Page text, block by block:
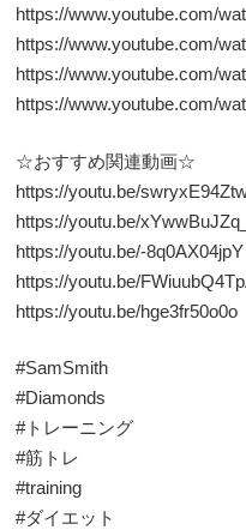
https://www.youtube.com/
https://www.youtube.com/
https://www.youtube.com/
https://www.youtube.com/
☆おすすめ関連動画☆
https://youtu.be/
https://youtu.be/
https://youtu.be/-8q0AX04jpY
https://youtu.be/
https://youtu.be/hge3fr50o0o
#SamSmith
#Diamonds
#トレーニング
#筋トレ
#training
#ダイエット